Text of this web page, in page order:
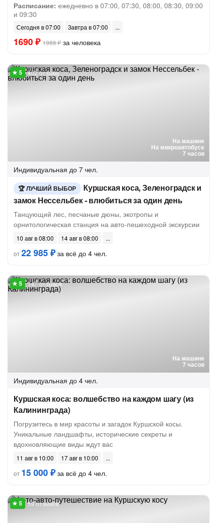
Расписание: ежедневно в 07:00, 07:30, 08:00, 08:30, 09:00
и 09:30
Сегодня в 07:00 Завтра в 07:00
1690 ₽ 1988 ₽ за человека
На машине
На микроавтобусе
7 часов
402 отзыва
Индивидуальная до 7 чел.
ЛУЧШИЙ ВЫБОР
Куршская коса, Зеленоградск и
замок Нессельбек - влюбиться за один день
Танцующий лес, песчаные дюны, экотропы и
орнитологическая станция на авто-пешеходной экскурсии
10 авг в 08:00
14 авг в 08:00
от22 985 ₽за всё до 4 чел.
На машине
7 часов
147 отзывов
Индивидуальная до 4 чел.
Куршская коса: волшебство на каждом шагу (из
Калининграда)
Погрузитесь в мир красоты и загадок Куршской косы.
Уникальные ландшафты, исторические секреты и
вдохновляющие виды ждут вас
11 авг в 10:00
17 авг в 10:00
от 15 000 ₽за всё до 4 чел.
59 отзывов